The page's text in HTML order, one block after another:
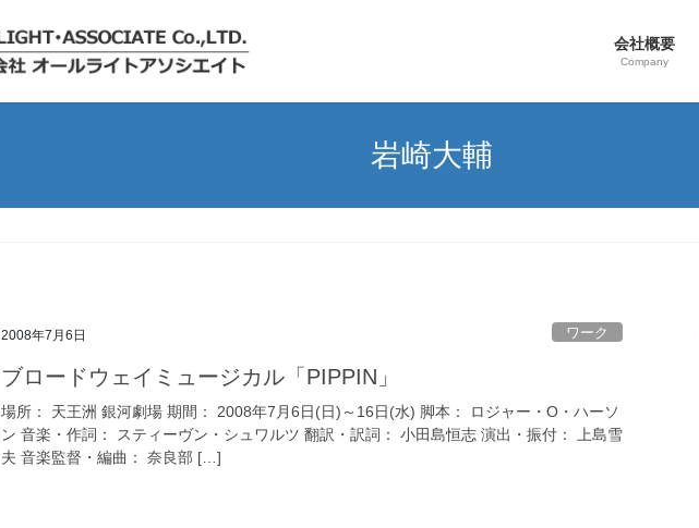
会社概要
Company
岩崎大輔
2008年7月6日 ワーク
ブロードウェイミュージカル「PIPPIN」
場所： 天王洲 銀河劇場 期間： 2008年7月6日(日)～16日(水) 脚本： ロジャー・O・ハーソ
ン 音楽・作詞： スティーヴン・シュワルツ 翻訳・訳詞： 小田島恒志 演出・振付： 上島雪
夫 音楽監督・編曲： 奈良部 […]